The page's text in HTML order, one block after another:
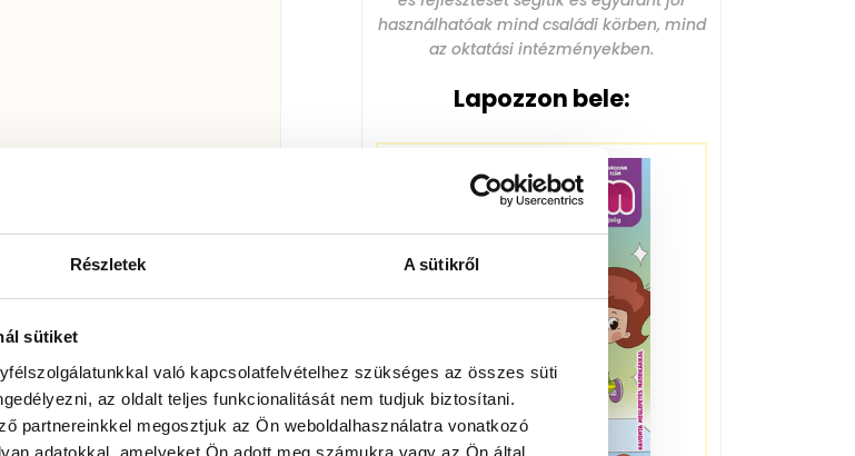
Részletek A sütikről
sütiket
való kapcsolatfelvételhez szükséges az összes süti
az oldalt teljes funkcionalitását nem tudjuk biztosítani.
partnereinkkel megosztjuk az Ön weboldalhasználatra vonatkozó
adatokkal, amelyeket Ön adott meg számukra vagy az Ön által
használhatóak mind családi körben, mind
az oktatási intézményekben.
Lapozzon bele: